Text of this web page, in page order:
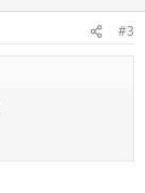
#3